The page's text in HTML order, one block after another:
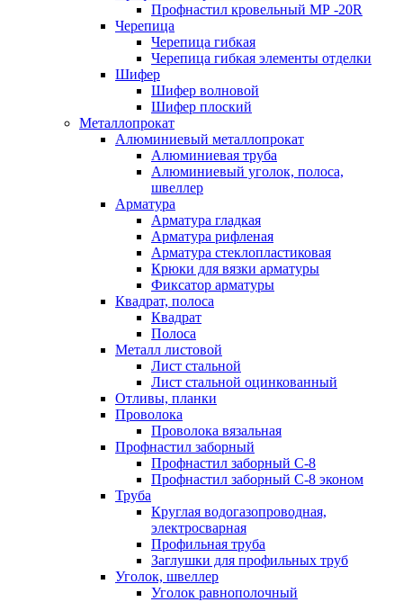
Профнастил кровельный МР -20R
Черепица
Черепица гибкая
Черепица гибкая элементы отделки
Шифер
Шифер волновой
Шифер плоский
Металлопрокат
Алюминиевый металлопрокат
Алюминиевая труба
Алюминиевый уголок, полоса,
швеллер
Арматура
Арматура гладкая
Арматура рифленая
Арматура стеклопластиковая
Крюки для вязки арматуры
Фиксатор арматуры
Квадрат, полоса
Квадрат
Полоса
Металл листовой
Лист стальной
Лист стальной оцинкованный
Отливы, планки
Проволока
Проволока вязальная
Профнастил заборный
Профнастил заборный С-8
Профнастил заборный С-8 эконом
Труба
Круглая водогазопроводная,
электросварная
Профильная труба
Заглушки для профильных труб
Уголок, швеллер
Уголок равнополочный